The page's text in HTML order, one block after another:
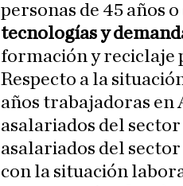
personas de 45 años o
tecnologías y
formación y reciclaje
Respecto a la
años trabajadoras en
asalariados del
asalariados del
con la situación